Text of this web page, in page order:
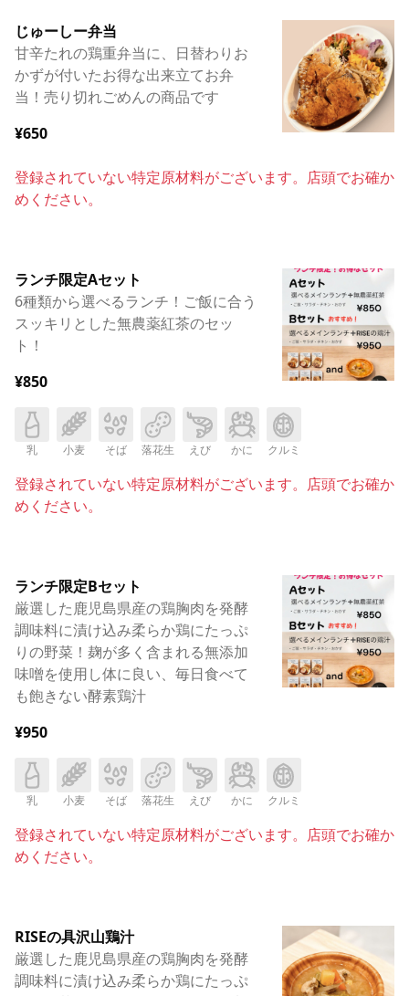
じゅーしー弁当
甘辛たれの鶏重弁当に、日替わりお
かずが付いたお得な出来立てお弁
当！売り切れごめんの商品です
¥650
登録されていない特定原材料がございます。店頭でお確か
めください。
ランチ限定Aセット
6種類から選べるランチ！ご飯に合う
スッキリとした無農薬紅茶のセッ
ト！
¥850
乳 小麦 そば 落花生 えび かに クルミ
登録されていない特定原材料がございます。店頭でお確か
めください。
ランチ限定Bセット
厳選した鹿児島県産の鶏胸肉を発酵
調味料に漬け込み柔らか鶏にたっぷ
りの野菜！麹が多く含まれる無添加
味噌を使用し体に良い、毎日食べて
も飽きない酵素鶏汁
¥950
乳 小麦 そば 落花生 えび かに クルミ
登録されていない特定原材料がございます。店頭でお確か
めください。
RISEの具沢山鶏汁
厳選した鹿児島県産の鶏胸肉を発酵
調味料に漬け込み柔らか鶏にたっぷ